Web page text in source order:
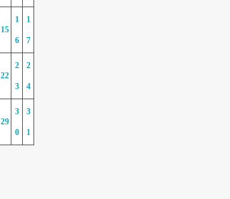
15
1
6
1
7
22
2
3
2
4
29
3
0
3
1